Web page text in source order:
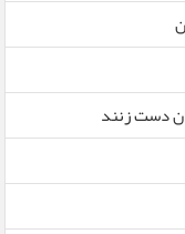
دست زنند